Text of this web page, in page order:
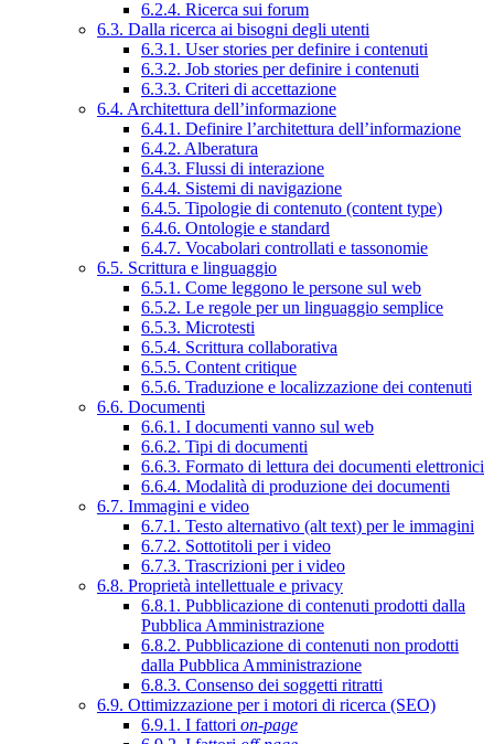
6.2.4. Ricerca sui forum
6.3. Dalla ricerca ai bisogni degli utenti
6.3.1. User stories per definire i contenuti
6.3.2. Job stories per definire i contenuti
6.3.3. Criteri di accettazione
6.4. Architettura dell’informazione
6.4.1. Definire l’architettura dell’informazione
6.4.2. Alberatura
6.4.3. Flussi di interazione
6.4.4. Sistemi di navigazione
6.4.5. Tipologie di contenuto (content type)
6.4.6. Ontologie e standard
6.4.7. Vocabolari controllati e tassonomie
6.5. Scrittura e linguaggio
6.5.1. Come leggono le persone sul web
6.5.2. Le regole per un linguaggio semplice
6.5.3. Microtesti
6.5.4. Scrittura collaborativa
6.5.5. Content critique
6.5.6. Traduzione e localizzazione dei contenuti
6.6. Documenti
6.6.1. I documenti vanno sul web
6.6.2. Tipi di documenti
6.6.3. Formato di lettura dei documenti elettronici
6.6.4. Modalità di produzione dei documenti
6.7. Immagini e video
6.7.1. Testo alternativo (alt text) per le immagini
6.7.2. Sottotitoli per i video
6.7.3. Trascrizioni per i video
6.8. Proprietà intellettuale e privacy
6.8.1. Pubblicazione di contenuti prodotti dalla
Pubblica Amministrazione
6.8.2. Pubblicazione di contenuti non prodotti
dalla Pubblica Amministrazione
6.8.3. Consenso dei soggetti ritratti
6.9. Ottimizzazione per i motori di ricerca (SEO)
6.9.1. I fattori on-page